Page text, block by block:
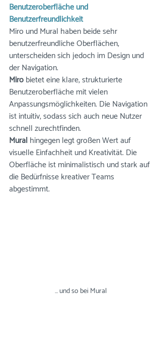
Benutzeroberfläche und
Benutzerfreundlichkeit
Miro und Mural haben beide sehr
benutzerfreundliche Oberflächen,
unterscheiden sich jedoch im Design und
der Navigation.
Miro bietet eine klare, strukturierte
Benutzeroberfläche mit vielen
Anpassungsmöglichkeiten. Die Navigation
ist intuitiv, sodass sich auch neue Nutzer
schnell zurechtfinden.
Mural hingegen legt großen Wert auf
visuelle Einfachheit und Kreativität. Die
Oberfläche ist minimalistisch und stark auf
die Bedürfnisse kreativer Teams
abgestimmt.
... und so bei Mural